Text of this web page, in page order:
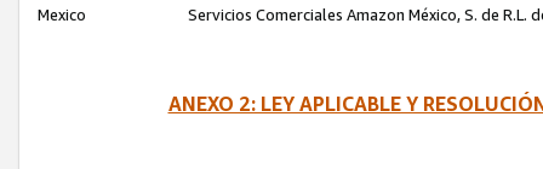
Mexico
Servicios Comerciales Amazon México, S. de R.L.
ANEXO 2: LEY APLICABLE Y